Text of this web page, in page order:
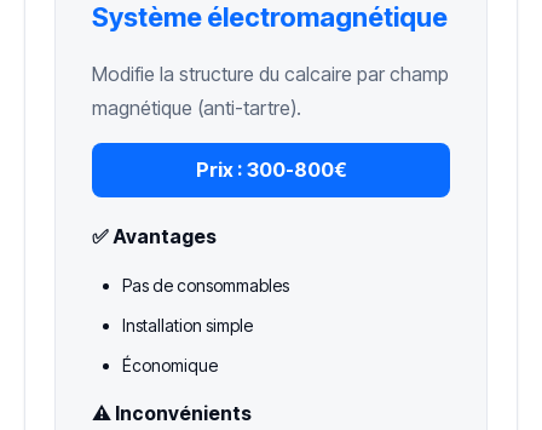
Système électromagnétique
Modifie la structure du calcaire par champ
magnétique (anti-tartre).
Prix : 300-800€
✅ Avantages
Pas de consommables
Installation simple
Économique
⚠️ Inconvénients